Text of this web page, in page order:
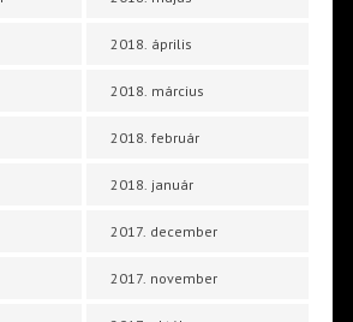
2018. április
2018. március
2018. február
2018. január
2017. december
2017. november